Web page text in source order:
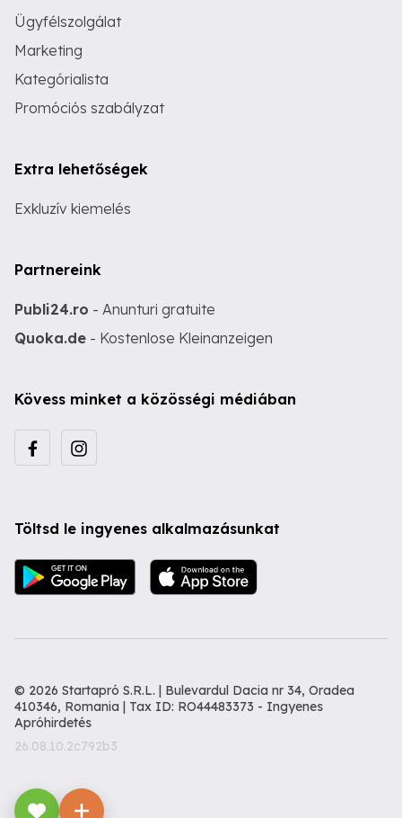
Ügyfélszolgálat
Marketing
Kategórialista
Promóciós szabályzat
Extra lehetőségek
Exkluzív kiemelés
Partnereink
Publi24.ro - Anunturi gratuite
Quoka.de - Kostenlose Kleinanzeigen
Kövess minket a közösségi médiában
Töltsd le ingyenes alkalmazásunkat
© 2026 Startapró S.R.L. | Bulevardul Dacia nr 34, Oradea
410346, Romania | Tax ID: RO44483373 - Ingyenes
Apróhirdetés
26.08.10.2c792b3